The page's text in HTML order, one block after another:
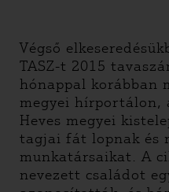
Végső
TASZ-t 2015
hónappal korábban
megyei hírportálon,
Heves megyei
tagjai fát lopnak és
munkatársaikat. A
nevezett családot